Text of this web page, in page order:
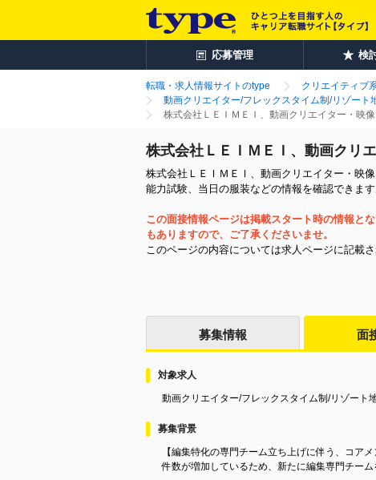
応募管理 検
転職・求人情報サイトのtype クリエイティブ
動画クリエイター/フレックスタイム制/リゾー
株式会社ＬＥＩＭＥＩ、動画クリエイター・映
株式会社ＬＥＩＭＥＩ、動画クリ
株式会社ＬＥＩＭＥＩ、動画クリエイター・映
能力試験、当日の服装などの情報を確認できま
この面接情報ページは掲載スタート時の情報と
もありますので、ご了承くださいませ。
このページの内容については求人ページに記載
募集情報 面
対象求人
動画クリエイター/フレックスタイム制/リゾート
募集背景
【編集特化の専門チーム立ち上げに伴う、コア
件数が増加しているため、新たに編集専門チー